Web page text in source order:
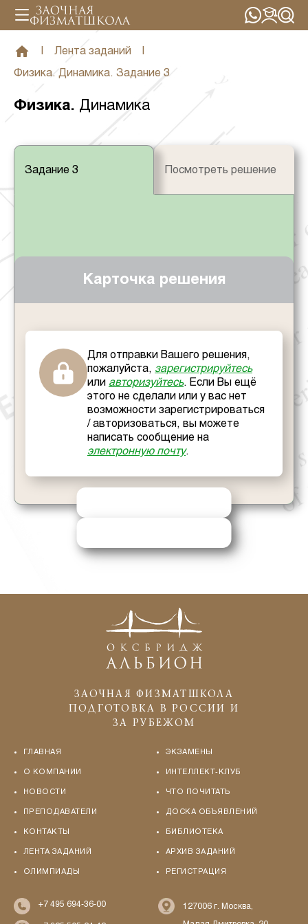
Лента заданий
Физика. Динамика. Задание 3
Физика. Динамика
Задание 3 Посмотреть решение
Карточка решения
Для отправки Вашего решения,
пожалуйста, зарегистрируйтесь
или авторизуйтесь. Если Вы ещё
этого не сделали или у вас нет
возможности зарегистрироваться
/ авторизоваться, вы можете
написать сообщение на
электронную почту.
ЗАОЧНАЯ ФИЗМАТШКОЛА
ПОДГОТОВКА В РОССИИ И
ЗА РУБЕЖОМ
ГЛАВНАЯ
О КОМПАНИИ
НОВОСТИ
ПРЕПОДАВАТЕЛИ
КОНТАКТЫ
ЛЕНТА ЗАДАНИЙ
ОЛИМПИАДЫ
ЭКЗАМЕНЫ
ИНТЕЛЛЕКТ-КЛУБ
ЧТО ПОЧИТАТЬ
ДОСКА ОБЪЯВЛЕНИЙ
БИБЛИОТЕКА
АРХИВ ЗАДАНИЙ
РЕГИСТРАЦИЯ
+7 495 694-36-00 127006 г. Москва,